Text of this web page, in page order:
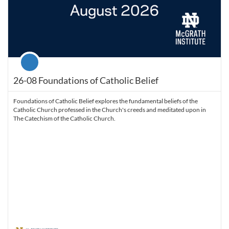
26-08 Foundations of Catholic Belief
Course
Foundations of Catholic Belief explores the fundamental beliefs of the
Catholic Church professed in the Church's creeds and meditated upon in
The Catechism of the Catholic Church.